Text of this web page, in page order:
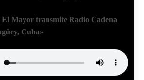
El Mayor transmite Radio Cadena
Cuba»